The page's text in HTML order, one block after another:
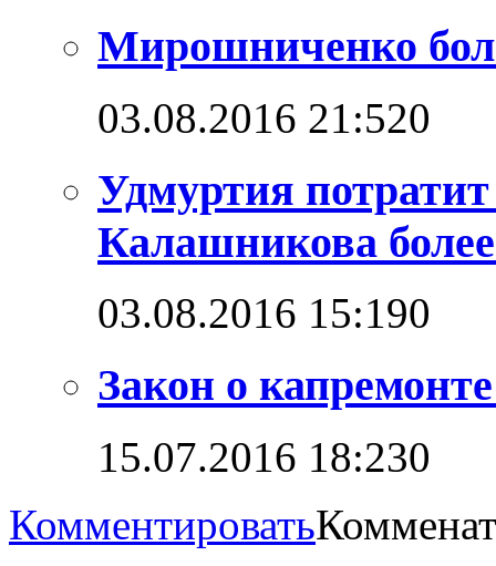
Мирошниченко
03.08.2016 21:520
Удмуртия
Калашникова
03.08.2016 15:190
Закон о
15.07.2016 18:230
Комментировать